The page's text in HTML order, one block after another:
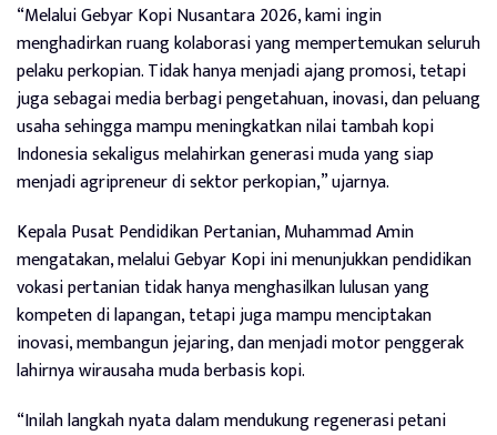
“Melalui Gebyar Kopi Nusantara 2026, kami ingin
menghadirkan ruang kolaborasi yang mempertemukan seluruh
pelaku perkopian. Tidak hanya menjadi ajang promosi, tetapi
juga sebagai media berbagi pengetahuan, inovasi, dan peluang
usaha sehingga mampu meningkatkan nilai tambah kopi
Indonesia sekaligus melahirkan generasi muda yang siap
menjadi agripreneur di sektor perkopian,” ujarnya.
Kepala Pusat Pendidikan Pertanian, Muhammad Amin
mengatakan, melalui Gebyar Kopi ini menunjukkan pendidikan
vokasi pertanian tidak hanya menghasilkan lulusan yang
kompeten di lapangan, tetapi juga mampu menciptakan
inovasi, membangun jejaring, dan menjadi motor penggerak
lahirnya wirausaha muda berbasis kopi.
“Inilah langkah nyata dalam mendukung regenerasi petani